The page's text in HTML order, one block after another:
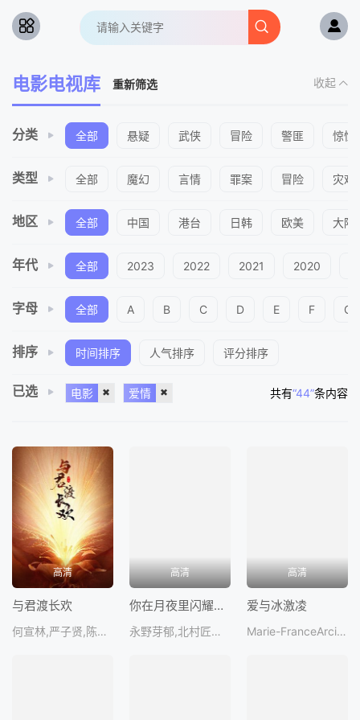
电影电视库 重新筛选 收起
分类 全部 悬疑 武侠 冒险 警匪 惊悚
类型 全部 魔幻 言情 罪案 冒险 灾难
地区 全部 中国 港台 日韩 欧美 大陆
年代 全部 2023 2022 2021 2020
字母 全部 A B C D E F G
排序 时间排序 人气排序 评分排序
已选 电影 爱情 共有“44”条内容
高清
与君渡长欢
何宣林,严子贤,陈寰,罗予甜
高清
你在月夜里闪耀光辉
永野芽郁,北村匠海,甲斐翔真,松本穗香,今田美
高清
爱与冰激凌
Marie-FranceArcilla,AlexBoniello,TobiaDeAngelis,MicheleFavaro,TeraHendrickso